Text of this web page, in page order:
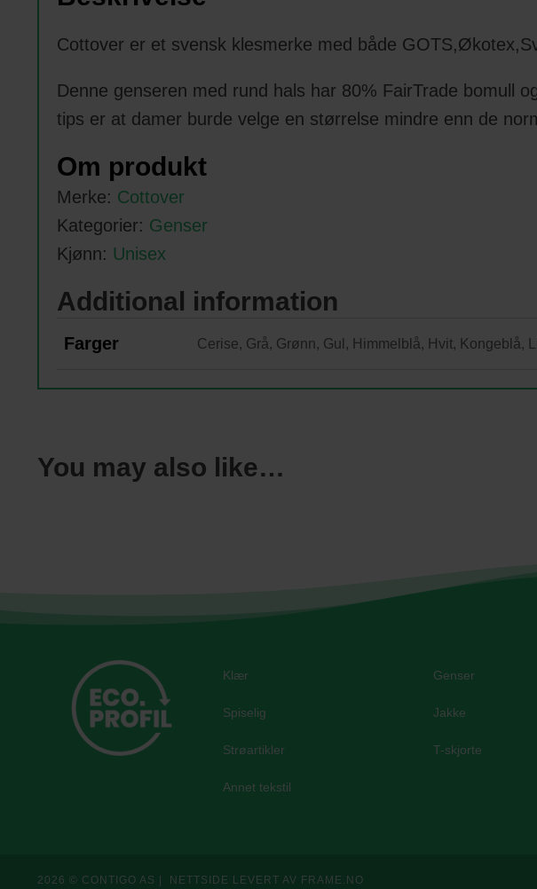
Cottover er et svensk klesmerke med både
Denne genseren med rund hals har 80% FairTrade bomull
tips er at damer burde velge en størrelse mindre enn de
Om produkt
Merke: Cottover
Kategorier: Genser
Kjønn: Unisex
Additional information
Farger Cerise, Grå, Grønn, Gul, Himmelblå, Hvit, Kongeblå,
You may also like…
Klær
Spiselig
Strøartikler
Annet tekstil
Genser
Jakke
T-skjorte
2026 © CONTIGO AS | NETTSIDE LEVERT AV FRAME.NO